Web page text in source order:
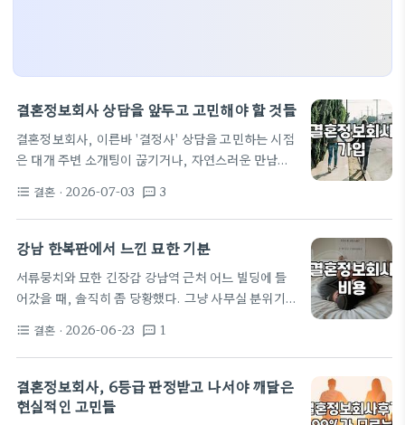
결혼정보회사 상담을 앞두고 고민해야 할 것들
결혼정보회사, 이른바 '결정사' 상담을 고민하는 시점
은 대개 주변 소개팅이 끊기거나, 자연스러운 만남을
슷한 고민으로 여러 업체의 문턱을 넘나들며 느꼈던
현실적인 부분들을 정리해 보려 합니다. 많은 분이 궁
금해하는 결혼정보회사의 등급표 같은 자료는 인터넷
현장에서 어떻게 평가받고 매칭되는지 그 프로세스를
이해하는 일입니다. 상담 예약과 초기 분위기 대부분
의 결정사는 상담 예약부터가 시작입니다. 최근 노블
내가…
format_list_bulleted 결혼 · 2026-07-03 textsms 3
강남 한복판에서 느낀 묘한 기분
서류뭉치와 묘한 긴장감 강남역 근처 어느 빌딩에 들
어갔을 때, 솔직히 좀 당황했다. 그냥 사무실 분위기일
며져 있어서 괜히 옷차림을 한 번 더 확인하게 되더라.
결정사를 찾아가겠다고 마음먹은 건 순전히 친구의 등
떠밈 때문이었다. 주변에서 하도 결정사를 통해 결혼
했다는 소식이 들려오니, 나만 도태되는 것 같은 불안
format_list_bulleted 결혼 · 2026-06-23 textsms 1
결혼정보회사, 6등급 판정받고 나서야 깨달은
현실적인 고민들